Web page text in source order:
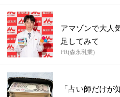
アマゾンで大人
足してみて
PR(森永乳業)
「占い師だけが